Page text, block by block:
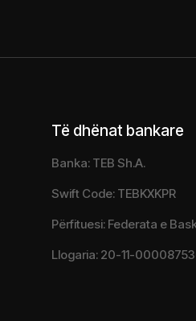
Të dhënat bankare
Banka: TEB Sh.A.
Swift Code: TEBKXKPR
Përfituesi: Federata e
Llogaria: 20-11-